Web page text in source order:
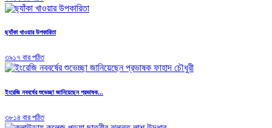
ছ্যাঁকা খাওয়ার উপকারিতা
৩৯১৭ বার পঠিত
ইংরেজি নববর্ষের শুভেচ্ছা জানিয়েছেন প্রভাষক...
৩৮১৪ বার পঠিত